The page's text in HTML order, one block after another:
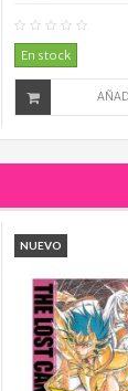
En stock
NUEVO